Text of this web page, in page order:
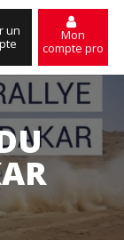
un
Mon
compte pro